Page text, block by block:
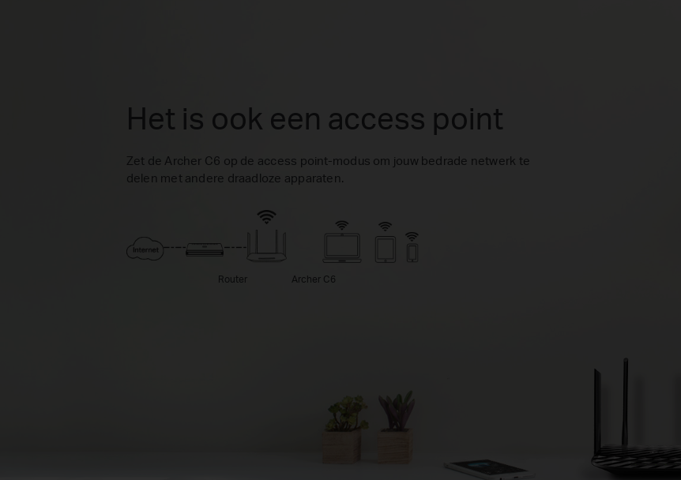
Het is ook een access point
Zet de Archer C6 op de access point-modus om jouw bedrade netwerk te
delen met andere draadloze apparaten.
Router Archer C6